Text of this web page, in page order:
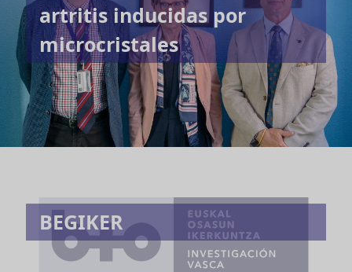
artritis inducidas por
microcristales
BEGIKER